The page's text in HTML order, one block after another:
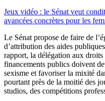
Jeux vidéo : le Sénat veut
avancées concrètes pour les
Le Sénat propose de faire de
d’attribution des aides
rapport, la délégation aux droits
financements publics doivent
sexisme et favoriser la mixité
pourtant près de la moitié des
studios, des compétitions